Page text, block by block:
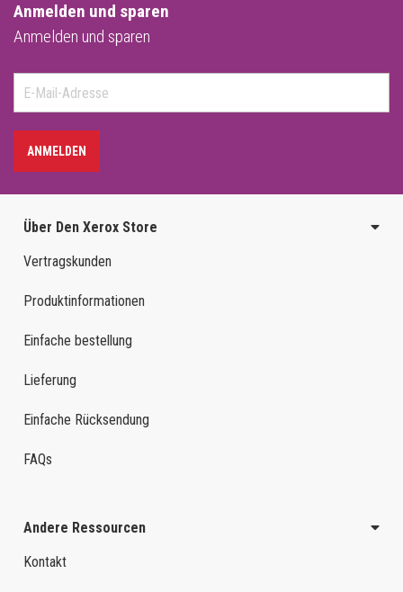
Anmelden und sparen
Anmelden und sparen
ANMELDEN
Über Den Xerox Store
Vertragskunden
Produktinformationen
Einfache bestellung
Lieferung
Einfache Rücksendung
FAQs
Andere Ressourcen
Kontakt